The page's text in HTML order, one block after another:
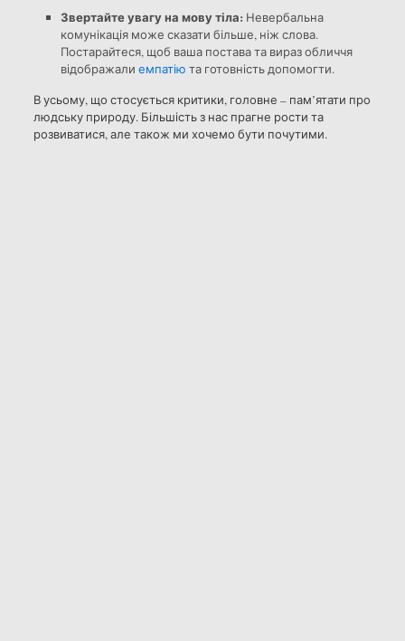
Звертайте увагу на мову тіла: Невербальна
комунікація може сказати більше, ніж слова.
Постарайтеся, щоб ваша постава та вираз обличчя
відображали емпатію та готовність допомогти.
В усьому, що стосується критики, головне – пам’ятати про
людську природу. Більшість з нас прагне рости та
розвиватися, але також ми хочемо бути почутими.